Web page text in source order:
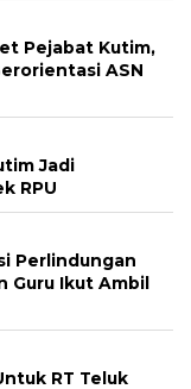
Pejabat Kutim,
ASN
Jadi
RPU
Perlindungan
Guru Ikut Ambil
RT Teluk